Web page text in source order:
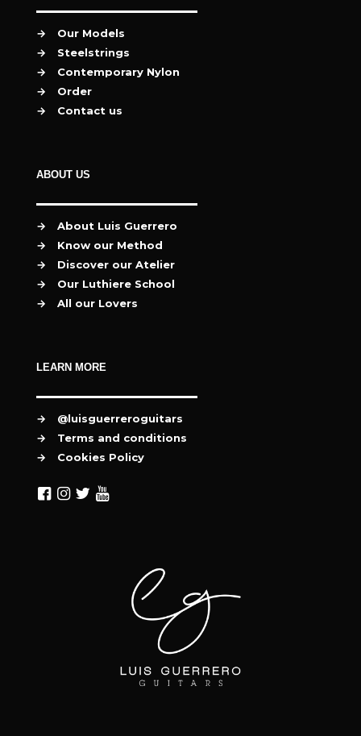
→
Our Models
→
Steelstrings
→
Contemporary Nylon
→
Order
→
Contact us
ABOUT US
→
About Luis Guerrero
→
Know our Method
→
Discover our Atelier
→
Our Luthiere School
→
All our Lovers
LEARN MORE
→
@luisguerreroguitars
→
Terms and conditions
→
Cookies Policy